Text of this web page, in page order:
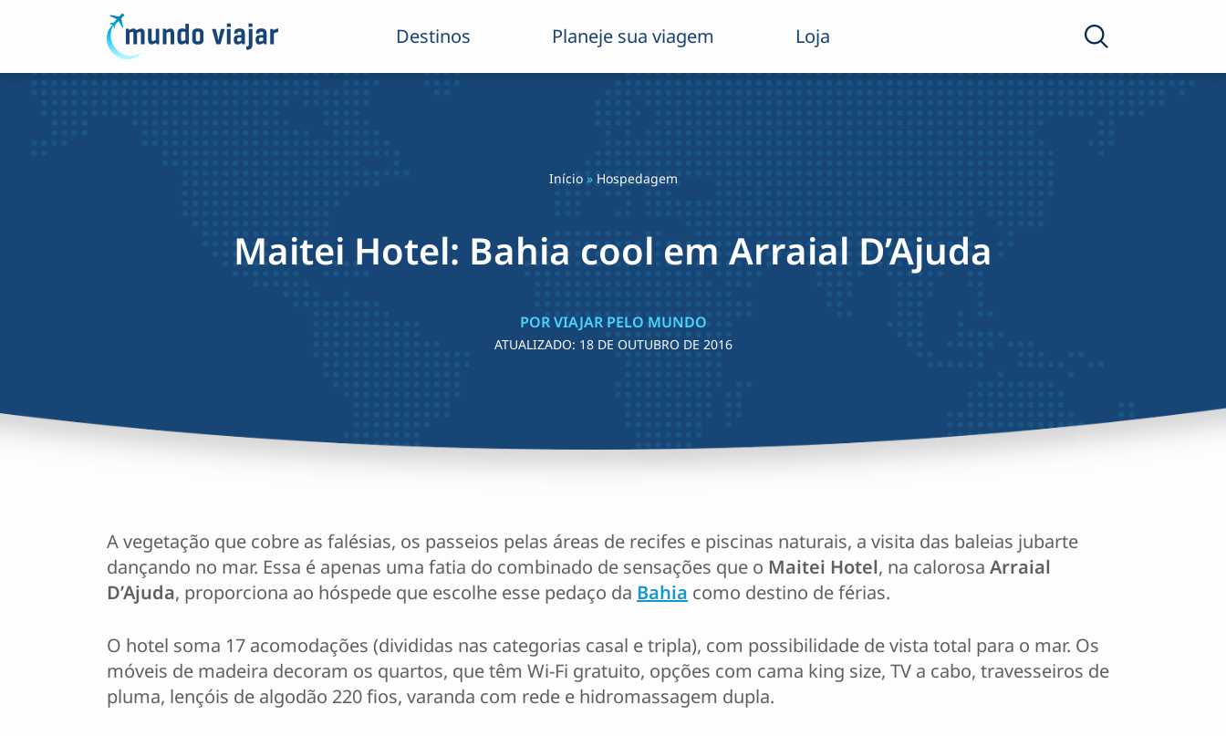
Destinos Planeje sua viagem Loja
Início» Hospedagem
Maitei Hotel: Bahia cool em Arraial D’Ajuda
POR VIAJAR PELO MUNDO
ATUALIZADO: 18 DE OUTUBRO DE 2016
A vegetação que cobre as falésias, os passeios pelas áreas de recifes e piscinas naturais, a visita das baleias jubarte
dançando no mar. Essa é apenas uma fatia do combinado de sensações que o Maitei Hotel, na calorosa Arraial
D’Ajuda, proporciona ao hóspede que escolhe esse pedaço da Bahia como destino de férias.
O hotel soma 17 acomodações (divididas nas categorias casal e tripla), com possibilidade de vista total para o mar. Os
móveis de madeira decoram os quartos, que têm Wi-Fi gratuito, opções com cama king size, TV a cabo, travesseiros de
pluma, lençóis de algodão 220 fios, varanda com rede e hidromassagem dupla.